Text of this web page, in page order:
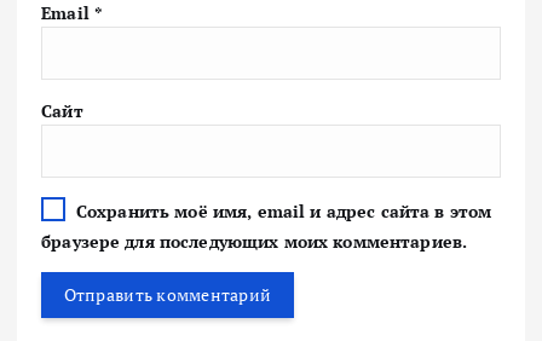
Email *
Сайт
Сохранить моё имя, email и адрес сайта в этом
браузере для последующих моих комментариев.